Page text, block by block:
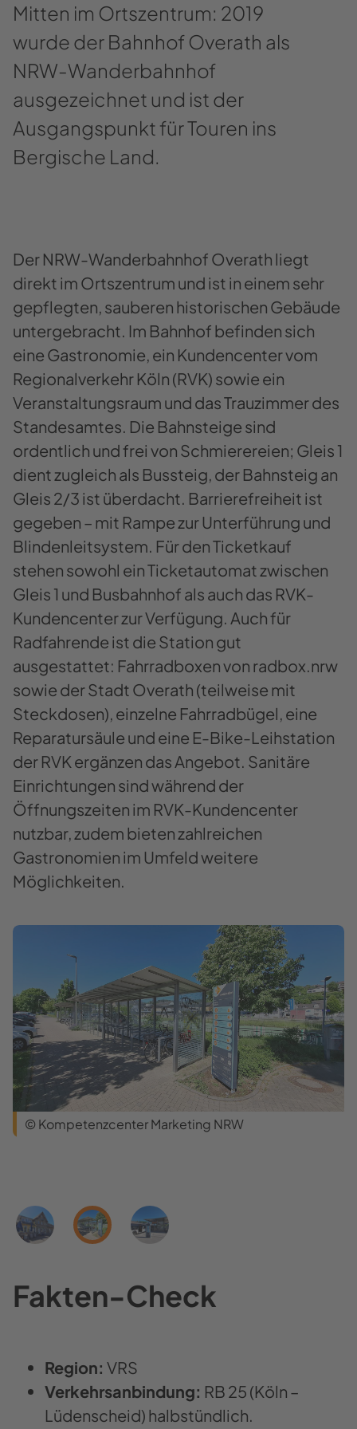
Mitten im Ortszentrum: 2019
wurde der Bahnhof Overath als
NRW-Wanderbahnhof
ausgezeichnet und ist der
Ausgangspunkt für Touren ins
Bergische Land.
Der NRW-Wanderbahnhof Overath liegt
direkt im Ortszentrum und ist in einem sehr
gepflegten, sauberen historischen Gebäude
untergebracht. Im Bahnhof befinden sich
eine Gastronomie, ein Kundencenter vom
Regionalverkehr Köln (RVK) sowie ein
Veranstaltungsraum und das Trauzimmer des
Standesamtes. Die Bahnsteige sind
ordentlich und frei von Schmierereien; Gleis 1
dient zugleich als Bussteig, der Bahnsteig an
Gleis 2/3 ist überdacht. Barrierefreiheit ist
gegeben – mit Rampe zur Unterführung und
Blindenleitsystem. Für den Ticketkauf
stehen sowohl ein Ticketautomat zwischen
Gleis 1 und Busbahnhof als auch das RVK-
Kundencenter zur Verfügung. Auch für
Radfahrende ist die Station gut
ausgestattet: Fahrradboxen von radbox.nrw
sowie der Stadt Overath (teilweise mit
Steckdosen), einzelne Fahrradbügel, eine
Reparatursäule und eine E-Bike-Leihstation
der RVK ergänzen das Angebot. Sanitäre
Einrichtungen sind während der
Öffnungszeiten im RVK-Kundencenter
nutzbar, zudem bieten zahlreichen
Gastronomien im Umfeld weitere
Möglichkeiten.
© Kompetenzcenter Marketing NRW
Fakten-​Check
Region: VRS
Verkehrsanbindung: RB 25 (Köln –
Lüdenscheid) halbstündlich.